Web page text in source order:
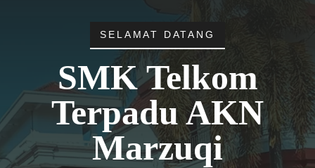
SELAMAT DATANG
SMK Telkom
Terpadu AKN
Marzuqi